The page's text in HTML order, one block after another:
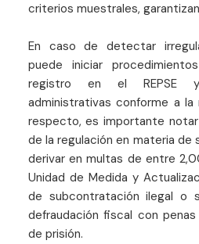
criterios muestrales,
En caso de detectar
puede iniciar
registro en el REPSE y
administrativas conforme a la
respecto, es importante
de la regulación en materia
derivar en multas de entre
Unidad de Medida y
de subcontratación ilegal o
defraudación fiscal con
de prisión.